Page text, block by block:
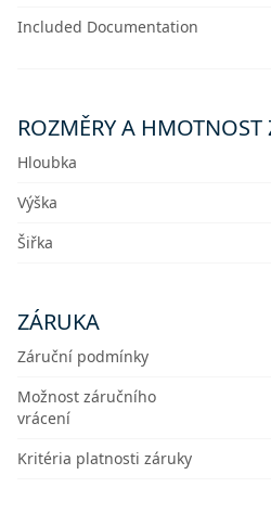
Included Documentation
ROZMĚRY A HMOTNOST
Hloubka
Výška
Šiřka
ZÁRUKA
Záruční podmínky
Možnost záručního
vrácení
Kritéria platnosti záruky